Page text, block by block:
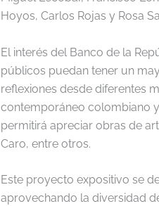
Hoyos, Carlos Rojas y Rosa
El interés del Banco de la
públicos puedan tener un
reflexiones desde diferentes
contemporáneo colombiano
permitirá apreciar obras de
Caro, entre otros.
Este proyecto expositivo se
aprovechando la diversidad